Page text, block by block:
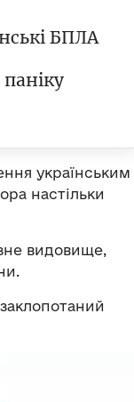
БПЛА
українським
настільки
видовище,